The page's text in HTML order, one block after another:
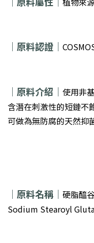
｜原料認證｜
｜ 原料介紹｜ 使用非
含潛在刺激性的短鏈不
可做為無防腐的天然抑
｜ 原料名稱｜ 硬脂醯
Sodium Stearoyl